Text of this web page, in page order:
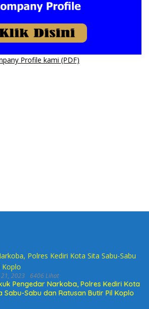
Profile kami (PDF)
2023 6406 Lihat
Pengedar Narkoba, Polres Kediri Kota
Sabu-Sabu dan Ratusan Butir Pil Koplo